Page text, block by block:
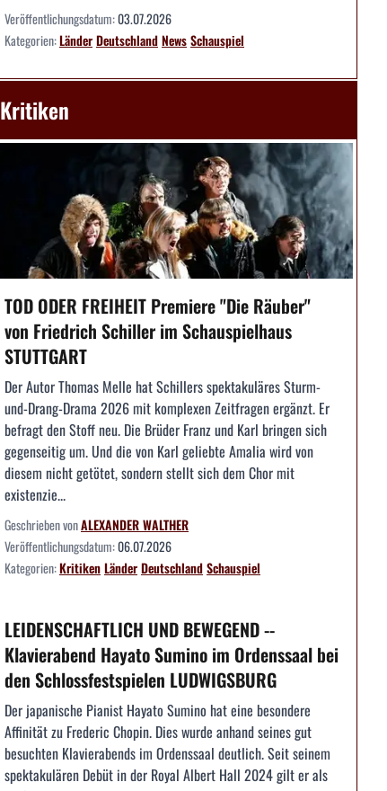
Veröffentlichungsdatum:03.07.2026
Kategorien:LänderDeutschlandNewsSchauspiel
Kritiken
TOD ODER FREIHEIT Premiere "Die Räuber"
von Friedrich Schiller im Schauspielhaus
STUTTGART
Der Autor Thomas Melle hat Schillers spektakuläres Sturm-
und-Drang-Drama 2026 mit komplexen Zeitfragen ergänzt. Er
befragt den Stoff neu. Die Brüder Franz und Karl bringen sich
gegenseitig um. Und die von Karl geliebte Amalia wird von
diesem nicht getötet, sondern stellt sich dem Chor mit
existenzie...
Geschrieben vonALEXANDER WALTHER
Veröffentlichungsdatum:06.07.2026
Kategorien:KritikenLänderDeutschlandSchauspiel
LEIDENSCHAFTLICH UND BEWEGEND --
Klavierabend Hayato Sumino im Ordenssaal bei
den Schlossfestspielen LUDWIGSBURG
Der japanische Pianist Hayato Sumino hat eine besondere
Affinität zu Frederic Chopin. Dies wurde anhand seines gut
besuchten Klavierabends im Ordenssaal deutlich. Seit seinem
spektakulären Debüt in der Royal Albert Hall 2024 gilt er als